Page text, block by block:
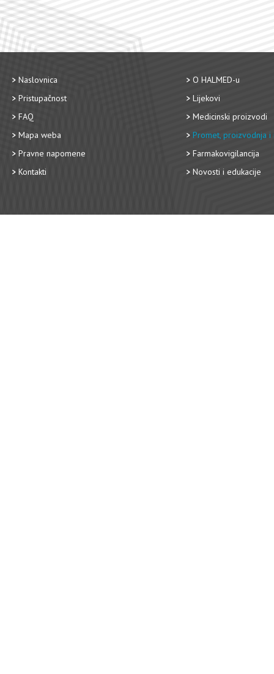
Naslovnica
Pristupačnost
FAQ
Mapa weba
Pravne napomene
Kontakti
O HALMED-u
Lijekovi
Medicinski proizvodi
Promet, proizvodnja i
Farmakovigilancija
Novosti i edukacije